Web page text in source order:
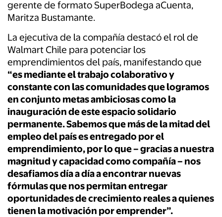
gerente de formato SuperBodega aCuenta,
Maritza Bustamante.
La ejecutiva de la compañía destacó el rol de
Walmart Chile para potenciar los
emprendimientos del país, manifestando que
“es mediante el trabajo colaborativo y
constante con las comunidades que logramos
en conjunto metas ambiciosas como la
inauguración de este espacio solidario
permanente. Sabemos que más de la mitad del
empleo del país es entregado por el
emprendimiento, por lo que – gracias a nuestra
magnitud y capacidad como compañía – nos
desafiamos día a día a encontrar nuevas
fórmulas que nos permitan entregar
oportunidades de crecimiento reales a quienes
tienen la motivación por emprender”.